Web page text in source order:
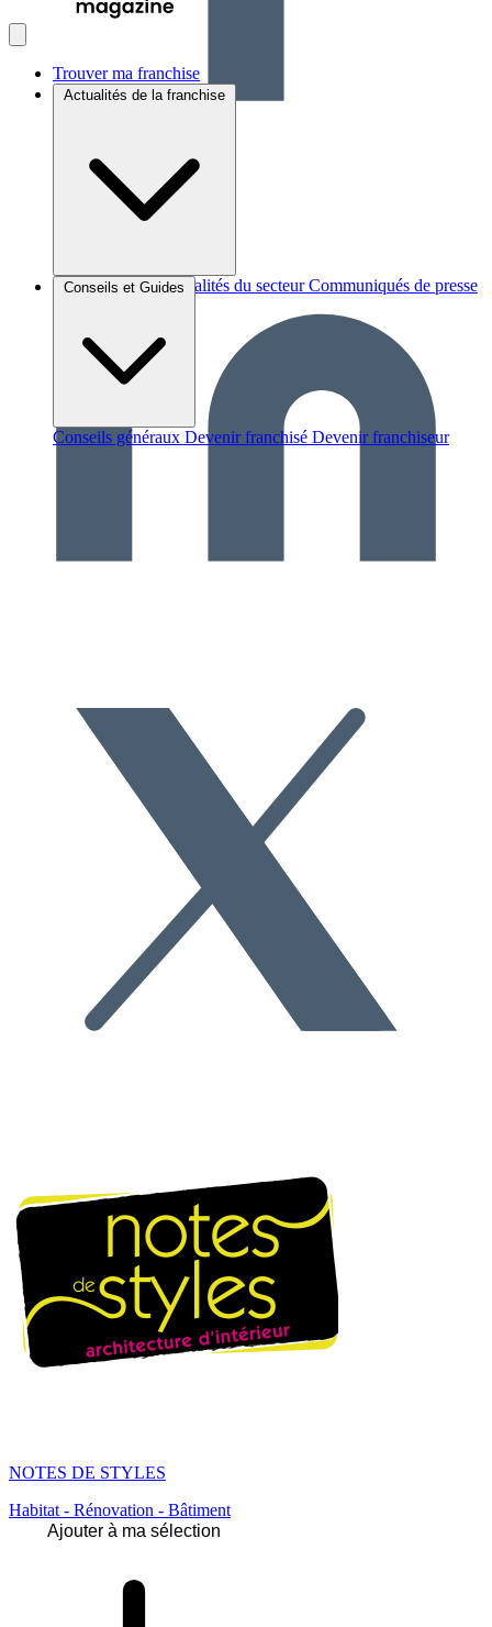
Trouver ma franchise
Actualités de la franchise
Brèves et actus Actualités du secteur Communiqués de presse
Conseils et Guides
Conseils généraux Devenir franchisé Devenir franchiseur
NOTES DE STYLES
Habitat - Rénovation - Bâtiment
Ajouter à ma sélection